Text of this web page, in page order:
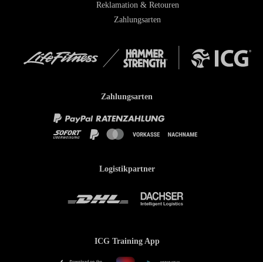
Reklamation & Retouren
Zahlungsarten
Zahlungsarten
Logistikpartner
ICG Training App